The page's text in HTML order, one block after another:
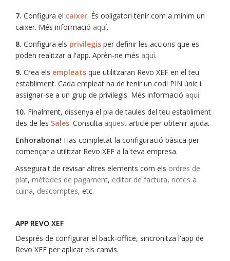
7. Configura el caixer. És obligatori tenir com a mínim un
caixer. Més informació aquí.
8. Configura els privilegis per definir les accions que es
poden realitzar a l'app. Aprèn-ne més aquí.
9. Crea els empleats que utilitzaran Revo XEF en el teu
establiment. Cada empleat ha de tenir un codi PIN únic i
assignar-se a un grup de privilegis. Més informació aquí.
10. Finalment, dissenya el pla de taules del teu establiment
des de les Sales. Consulta aquest article per obtenir ajuda.
Enhorabona! Has completat la configuració bàsica per
començar a utilitzar Revo XEF a la teva empresa.
Assegura't de revisar altres elements com els ordres de
plat, mètodes de pagament, editor de factura, notes a
cuina, descomptes, etc.
APP REVO XEF
Després de configurar el back-office, sincronitza l'app de
Revo XEF per aplicar els canvis.